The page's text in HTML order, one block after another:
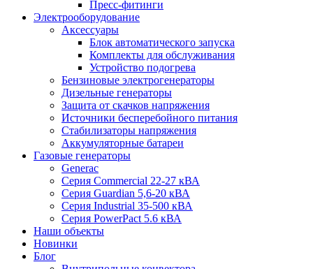
Пресс-фитинги
Электрооборудование
Аксессуары
Блок автоматического запуска
Комплекты для обслуживания
Устройство подогрева
Бензиновые электрогенераторы
Дизельные генераторы
Защита от скачков напряжения
Источники бесперебойного питания
Стабилизаторы напряжения
Аккумуляторные батареи
Газовые генераторы
Generac
Серия Commercial 22-27 кВА
Серия Guardian 5,6-20 кВА
Серия Industrial 35-500 кВА
Серия PowerPact 5.6 кВА
Наши объекты
Новинки
Блог